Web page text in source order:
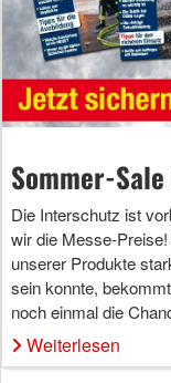
Sommer-
Die Interschutz ist
wir die Messe-
unserer Produkte
sein konnte,
noch einmal die
Weiterlesen